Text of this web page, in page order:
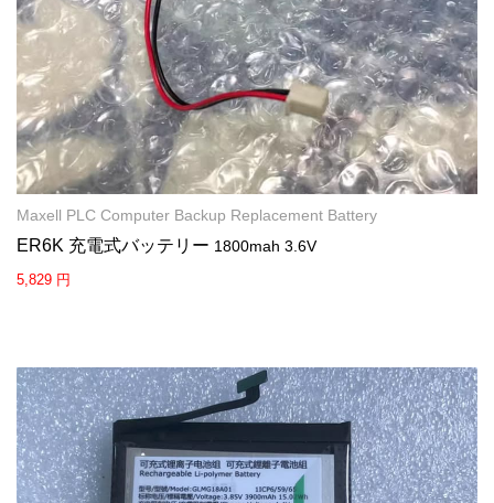
Maxell PLC Computer Backup Replacement Battery
ER6K 充電式バッテリー 1800mah 3.6V
5,829 円